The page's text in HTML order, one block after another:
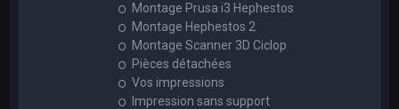
Montage Prusa i3 Hephestos
Montage Hephestos 2
Montage Scanner 3D Ciclop
Pièces détachées
Vos impressions
Impression sans support